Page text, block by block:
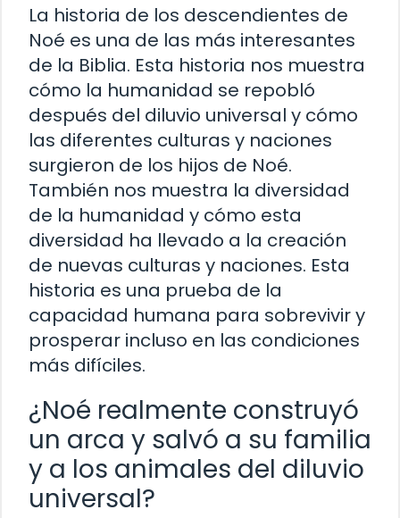
La historia de los descendientes de
Noé es una de las más interesantes
de la Biblia. Esta historia nos muestra
cómo la humanidad se repobló
después del diluvio universal y cómo
las diferentes culturas y naciones
surgieron de los hijos de Noé.
También nos muestra la diversidad
de la humanidad y cómo esta
diversidad ha llevado a la creación
de nuevas culturas y naciones. Esta
historia es una prueba de la
capacidad humana para sobrevivir y
prosperar incluso en las condiciones
más difíciles.
¿Noé realmente construyó
un arca y salvó a su familia
y a los animales del diluvio
universal?